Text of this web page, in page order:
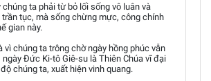
chúng ta phải từ bỏ lối sống vô luân và
tục, mà sống chừng mực, công chính
gian này.
vì chúng ta trông chờ ngày hồng phúc vẫn
ngày Đức Ki-tô Giê-su là Thiên Chúa vĩ đại
chúng ta, xuất hiện vinh quang.